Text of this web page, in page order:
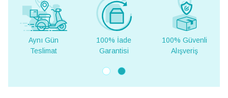
100% İade
100% Güvenli
Yurt